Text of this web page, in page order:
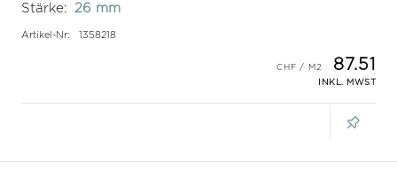
Stärke:
26 mm
Artikel-Nr: 1358218
87.51
INKL. MWST